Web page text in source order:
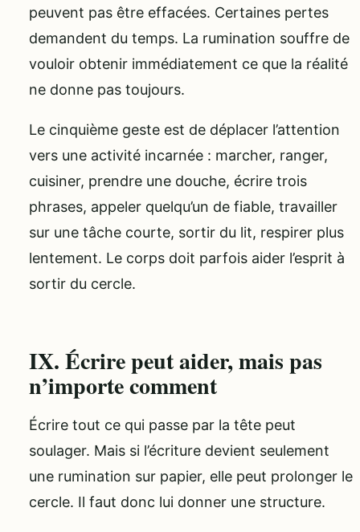
peuvent pas être effacées. Certaines pertes
demandent du temps. La rumination souffre de
vouloir obtenir immédiatement ce que la réalité
ne donne pas toujours.
Le cinquième geste est de déplacer l’attention
vers une activité incarnée : marcher, ranger,
cuisiner, prendre une douche, écrire trois
phrases, appeler quelqu’un de fiable, travailler
sur une tâche courte, sortir du lit, respirer plus
lentement. Le corps doit parfois aider l’esprit à
sortir du cercle.
IX. Écrire peut aider, mais pas
n’importe comment
Écrire tout ce qui passe par la tête peut
soulager. Mais si l’écriture devient seulement
une rumination sur papier, elle peut prolonger le
cercle. Il faut donc lui donner une structure.